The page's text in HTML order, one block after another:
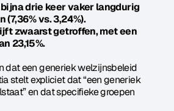
drie keer vaker langdurig
vs. 3,24%).
zwaarst getroffen, met een
23,15%.
dat een generiek welzijnsbeleid
stelt expliciet dat “een generiek
en dat specifieke groepen